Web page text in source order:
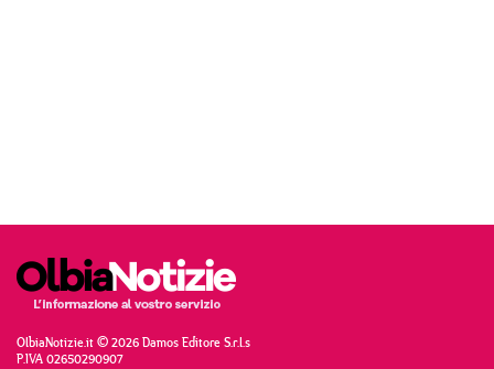
OlbiaNotizie.it © 2026 Damos Editore S.r.l.s
P.IVA 02650290907